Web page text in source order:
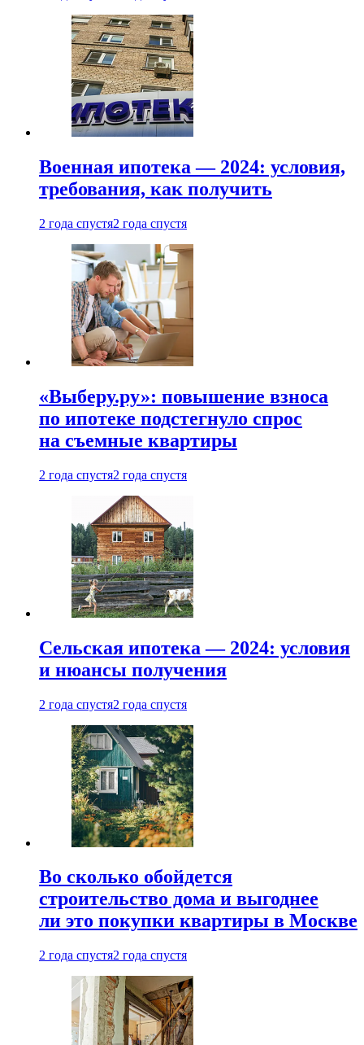
Военная ипотека — 2024: условия,
требования, как получить
2 года спустя2 года спустя
«Выберу.ру»: повышение взноса
по ипотеке подстегнуло спрос
на съемные квартиры
2 года спустя2 года спустя
Сельская ипотека — 2024: условия
и нюансы получения
2 года спустя2 года спустя
Во сколько обойдется
строительство дома и выгоднее
ли это покупки квартиры в Москве
2 года спустя2 года спустя